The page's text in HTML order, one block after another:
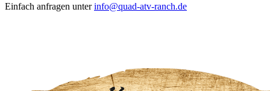
Einfach anfragen unterinfo@quad-atv-ranch.de